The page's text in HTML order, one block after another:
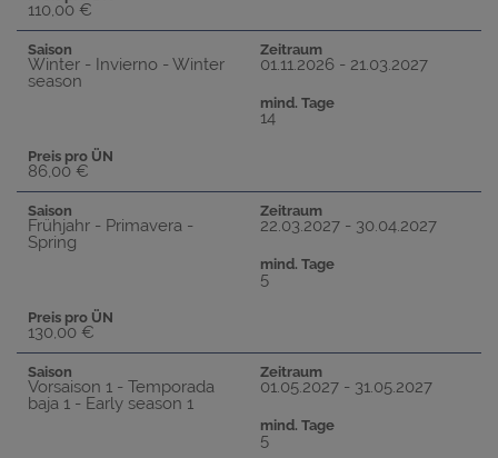
110,00 €
Saison
Winter - Invierno - Winter
season
Zeitraum
01.11.2026 - 21.03.2027
mind. Tage
14
Preis pro ÜN
86,00 €
Saison
Frühjahr - Primavera -
Spring
Zeitraum
22.03.2027 - 30.04.2027
mind. Tage
5
Preis pro ÜN
130,00 €
Saison
Vorsaison 1 - Temporada
baja 1 - Early season 1
Zeitraum
01.05.2027 - 31.05.2027
mind. Tage
5